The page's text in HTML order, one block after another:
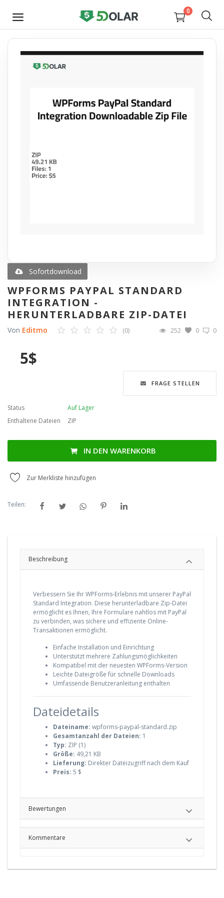
0
JETZT
VERKAUFEN
E-books
Merkliste
Contact
Anmelden
Sofortdownload
WPFORMS PAYPAL STANDARD
INTEGRATION -
HERUNTERLADBARE ZIP-DATEI
Von Editmo 0
(0) 0
252
5$
FRAGE STELLEN
Status
Auf Lager
Enthaltene Dateien
ZIP
IN DEN WARENKORB
Zur Merkliste hinzufügen
Teilen:
Beschreibung
Verbessern Sie Ihr WPForms-Erlebnis mit unserer PayPal
Standard Integration. Diese herunterladbare Zip-Datei
ermöglicht es Ihnen, Ihre Formulare nahtlos mit PayPal
zu verbinden, was sichere und effiziente Online-
Transaktionen ermöglicht.
Einfache Installation und Einrichtung
Unterstützt mehrere Zahlungsmöglichkeiten
Kompatibel mit der neuesten WPForms-Version
Leichte Dateigröße für schnelle Downloads
Umfassende Benutzeranleitung enthalten
Dateidetails
Dateiname: wpforms-paypal-standard.zip
Gesamtanzahl der Dateien: 1
Typ: ZIP (1)
Größe: 49,21 KB
Lieferung: Direkter Dateizugriff nach dem Kauf
Preis: 5 $
Bewertungen
Kommentare